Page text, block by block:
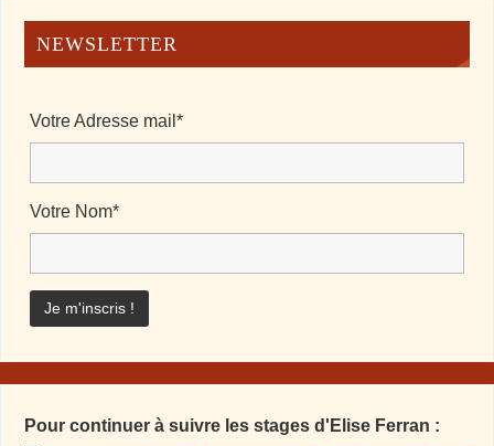
NEWSLETTER
Votre Adresse mail*
Votre Nom*
Pour continuer à suivre les stages d'Elise Ferran :